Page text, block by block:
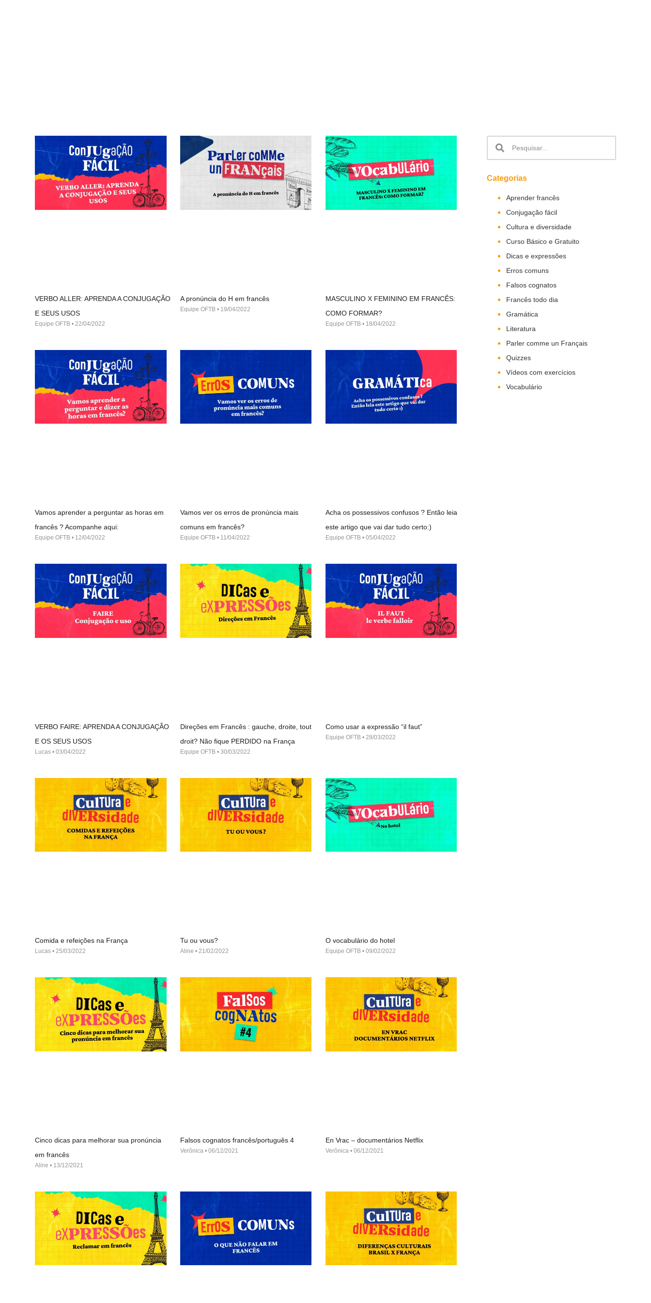
VERBO ALLER: APRENDA A CONJUGAÇÃO
E SEUS USOS
Equipe OFTB 22/04/2022
A pronúncia do H em francês
Equipe OFTB 19/04/2022
MASCULINO X FEMININO EM FRANCÊS:
COMO FORMAR?
Equipe OFTB 18/04/2022
Vamos aprender a perguntar as horas em
francês ? Acompanhe aqui:
Equipe OFTB 12/04/2022
Vamos ver os erros de pronúncia mais
comuns em francês?
Equipe OFTB 11/04/2022
Acha os possessivos confusos ? Então leia
este artigo que vai dar tudo certo:)
Equipe OFTB 05/04/2022
VERBO FAIRE: APRENDA A CONJUGAÇÃO
E OS SEUS USOS
Lucas 03/04/2022
Direções em Francês : gauche, droite, tout
droit? Não fique PERDIDO na França
Equipe OFTB 30/03/2022
Como usar a expressão “il faut”
Equipe OFTB 28/03/2022
Comida e refeições na França
Lucas 25/03/2022
Tu ou vous?
Aline 21/02/2022
O vocabulário do hotel
Equipe OFTB 09/02/2022
Cinco dicas para melhorar sua pronúncia
em francês
Aline 13/12/2021
Falsos cognatos francês/português 4
Verônica 06/12/2021
En Vrac – documentários Netflix
Verônica 06/12/2021
Categorias
Aprender francês
Conjugação fácil
Cultura e diversidade
Curso Básico e Gratuito
Dicas e expressões
Erros comuns
Falsos cognatos
Francês todo dia
Gramática
Literatura
Parler comme un Français
Quizzes
Vídeos com exercícios
Vocabulário